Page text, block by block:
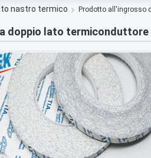
nastro termico Prodotto all'ingrosso
lato termiconduttore